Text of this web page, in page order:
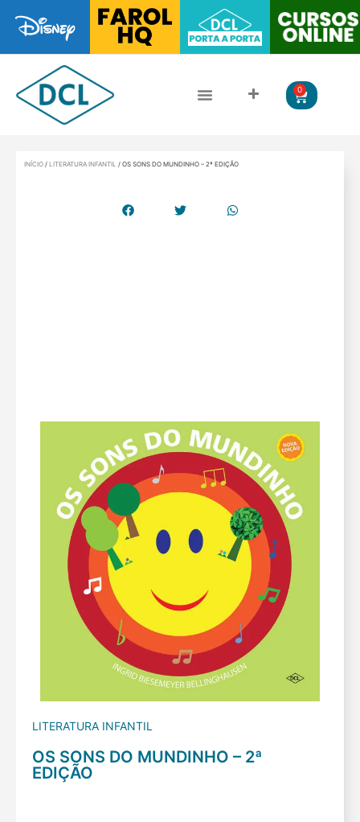
0
INÍCIO / LITERATURA INFANTIL / OS SONS DO MUNDINHO – 2ª EDIÇÃO
LITERATURA INFANTIL
OS SONS DO MUNDINHO – 2ª
EDIÇÃO